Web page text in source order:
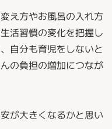
え方やお風呂の入れ方
活習慣の変化を把握し
自分も育児をしないと
の負担の増加につなが
が大きくなるかと思い